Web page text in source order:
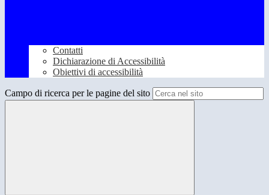
Contatti
Dichiarazione di Accessibilità
Obiettivi di accessibilità
Campo di ricerca per le pagine del sito